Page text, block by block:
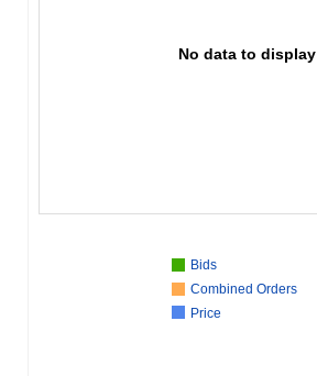
No data to display
Bids
Combined Orders
Price